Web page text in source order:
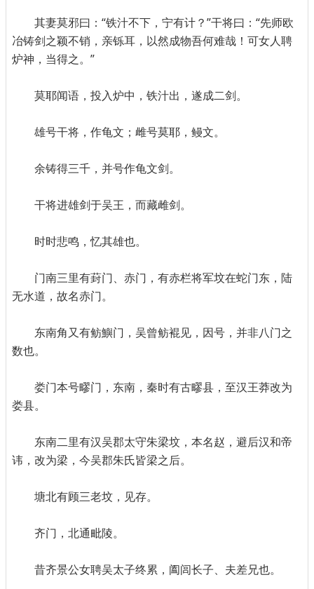
其妻莫邪曰：“铁汁不下，宁有计？”干将曰：“先师欧
冶铸剑之颖不销，亲铄耳，以然成物吾何难哉！可女人聘
炉神，当得之。”
莫耶闻语，投入炉中，铁汁出，遂成二剑。
雄号干将，作龟文；雌号莫耶，鳗文。
余铸得三千，并号作龟文剑。
干将进雄剑于吴王，而藏雌剑。
时时悲鸣，忆其雄也。
门南三里有葑门、赤门，有赤栏将军坟在蛇门东，陆
无水道，故名赤门。
东南角又有鲂鱮门，吴曾鲂裩见，因号，并非八门之
数也。
娄门本号疁门，东南，秦时有古疁县，至汉王莽改为
娄县。
东南二里有汉吴郡太守朱梁坟，本名赵，避后汉和帝
讳，改为梁，今吴郡朱氏皆梁之后。
塘北有顾三老坟，见存。
齐门，北通毗陵。
昔齐景公女聘吴太子终累，阖闾长子、夫差兄也。